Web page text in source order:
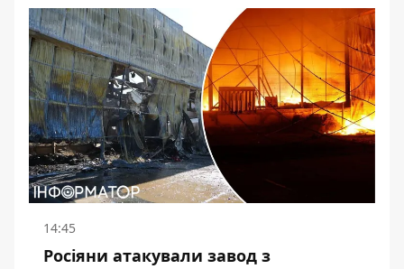
14:45
Росіяни атакували завод з